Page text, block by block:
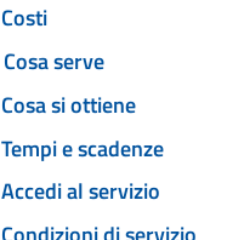
Costi
Cosa serve
Cosa si ottiene
Tempi e scadenze
Accedi al servizio